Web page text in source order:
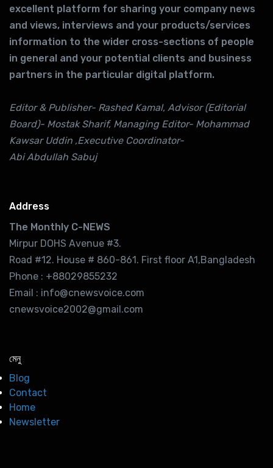
excellent platform for sharing your company news
and views, interviews and your products/services
information to the wider cross-sections of people
in general and your potential clients and business
partners in the particular digital platform.
Editor & Publisher- Rashed Kamal, Advisor (Editorial
Board)- Mostak Sharif, Managing Editor- Mohammad
Kawsar Uddin ,Executive Coordinator-
Abi Abdullah Sabuj
Address
The Monthly C-NEWS
Mirpur DOHS Avenue #3.
Road #12. House # 860-861. First floor A1,Bangladesh
Phone : +88029855232
Email : info@cnewsvoice.com
cnewsvoice2002@gmail.com
মেনু
Blog
Contact
Home
Newsletter